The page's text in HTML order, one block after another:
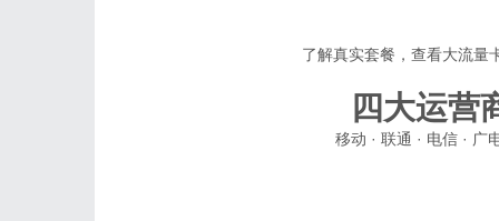
了解真实套餐，查看大流量
四大运营
移动 · 联通 · 电信 · 广